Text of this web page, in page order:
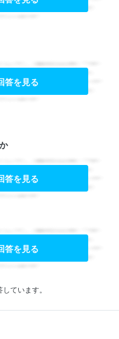
答を見る
答を見る
答を見る
ています。